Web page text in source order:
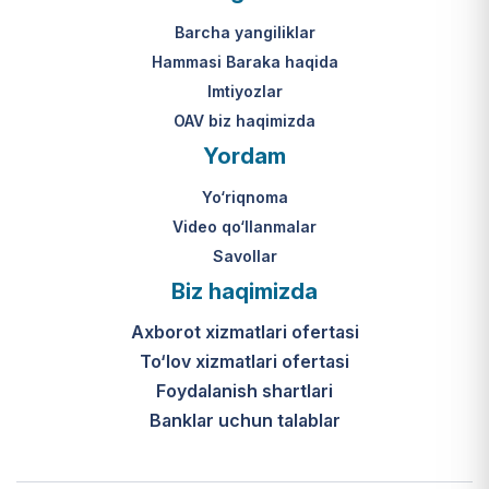
Mahkamasining 2024-yil 31-maydagi
313-son qarori.
yakuniy qaror qabul qilinishi 10 ish
kuni ichida amalga oshiriladi.
К какому виду помощи
относится услуга по
установке пандуса?
эта услуга входит в перечень
мер по адаптации жилищно-
бытовых условий лиц,
уходе, для создания
безбарьерной среды.
Barcha yangiliklar
Hammasi Baraka haqida
Imtiyozlar
OAV biz haqimizda
Yordam
Yo‘riqnoma
Video qo‘llanmalar
Savollar
Biz haqimizda
Axborot xizmatlari ofertasi
To‘lov xizmatlari ofertasi
Foydalanish shartlari
Banklar uchun talablar